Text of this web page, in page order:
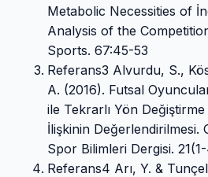
Metabolic Necessities of
Analysis of the
Sports. 67:45-53
Referans3 Alvurdu, S.,
A. (2016). Futsal
ile Tekrarlı Yön
İlişkinin Değerlendirilmesi.
Spor Bilimleri Dergisi.
Referans4 Arı, Y. &